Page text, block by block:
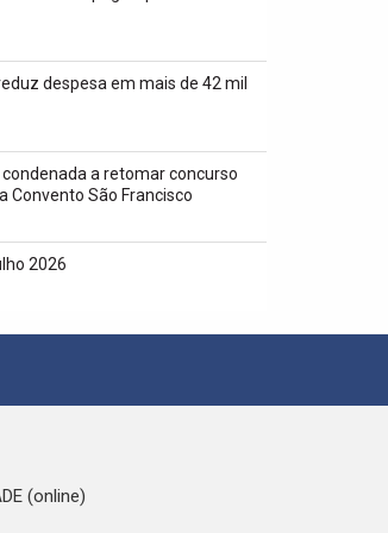
despesa em mais de 42 mil
a retomar concurso
Convento São Francisco
2026
(online)